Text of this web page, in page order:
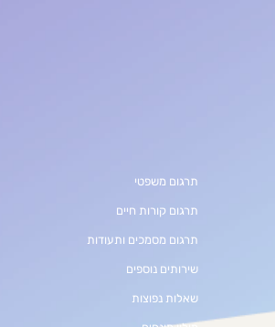
תרגום משפטי
תרגום קורות חיים
תרגום מסמכים ותעודות
שירותים נוספים
שאלות נפוצות